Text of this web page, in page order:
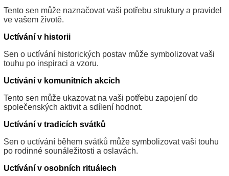
Tento sen může naznačovat vaši potřebu struktury a pravidel
ve vašem životě.
Uctívání v historii
Sen o uctívání historických postav může symbolizovat vaši
touhu po inspiraci a vzoru.
Uctívání v komunitních akcích
Tento sen může ukazovat na vaši potřebu zapojení do
společenských aktivit a sdílení hodnot.
Uctívání v tradicích svátků
Sen o uctívání během svátků může symbolizovat vaši touhu
po rodinné sounáležitosti a oslavách.
Uctívání v osobních rituálech